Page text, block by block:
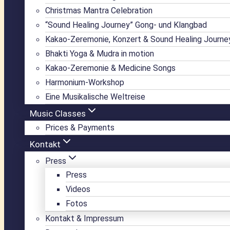
Christmas Mantra Celebration
“Sound Healing Journey” Gong- und Klangbad
Kakao-Zeremonie, Konzert & Sound Healing
Bhakti Yoga & Mudra in motion
Kakao-Zeremonie & Medicine Songs
Harmonium-Workshop
Eine Musikalische Weltreise
Music Classes
Prices & Payments
Kontakt
Press
Press
Videos
Fotos
Kontakt & Impressum